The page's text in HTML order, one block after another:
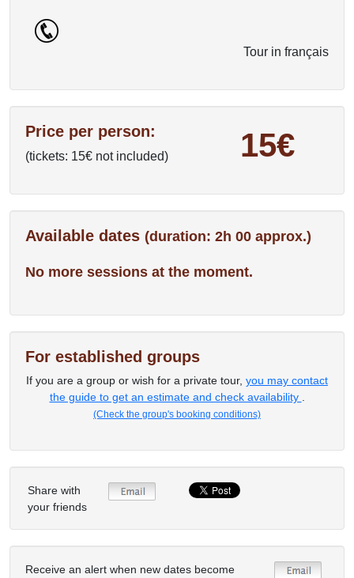
Tour in français
Price per person:
(tickets: 15€ not included) 15€
Available dates (duration: 2h 00 approx.)
No more sessions at the moment.
For established groups
If you are a group or wish for a private tour, you may contact
the guide to get an estimate and check availability
(Check the group's booking conditions)
Share with
your friends
Receive an alert when new dates become